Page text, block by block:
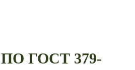
ГОСТ 379-